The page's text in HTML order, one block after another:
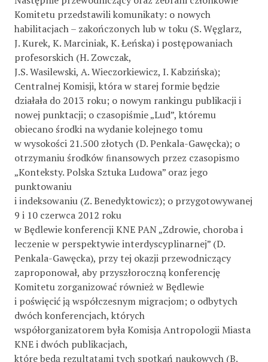
Komitetu przedstawili komunikaty: o nowych
habilitacjach – zakończonych lub w toku (S. Węglarz,
J. Kurek, K. Marciniak, K. Łeńska) i postępowaniach
profesorskich (H. Zowczak,
J.S. Wasilewski, A. Wieczorkiewicz, I. Kabzińska);
Centralnej Komisji, która w starej formie będzie
działała do 2013 roku; o nowym rankingu publikacji i
nowej punktacji; o czasopiśmie „Lud”, któremu
obiecano środki na wydanie kolejnego tomu
w wysokości 21.500 złotych (D. Penkala-Gawęcka); o
otrzymaniu środków ﬁnansowych przez czasopismo
„Konteksty. Polska Sztuka Ludowa” oraz jego
punktowaniu
i indeksowaniu (Z. Benedyktowicz); o przygotowywanej
9 i 10 czerwca 2012 roku
w Będlewie konferencji KNE PAN „Zdrowie, choroba i
leczenie w perspektywie interdyscyplinarnej” (D.
Penkala-Gawęcka), przy tej okazji przewodniczący
zaproponował, aby przyszłoroczną konferencję
Komitetu zorganizować również w Będlewie
i poświęcić ją współczesnym migracjom; o odbytych
dwóch konferencjach, których
współorganizatorem była Komisja Antropologii Miasta
KNE i dwóch publikacjach,
które będą rezultatami tych spotkań naukowych (B.